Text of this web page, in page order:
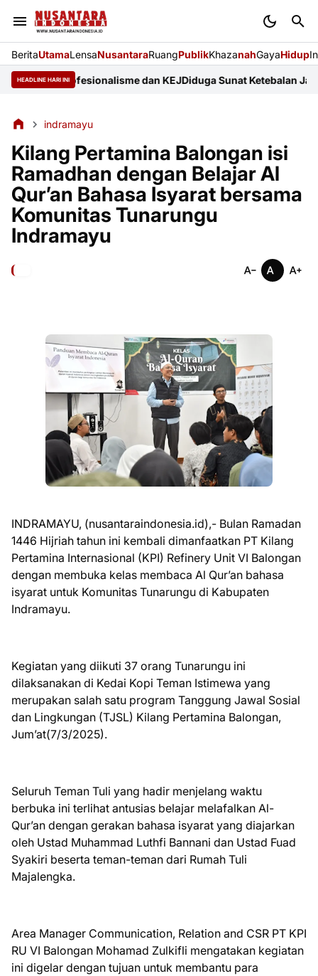
BeritaUtamaLensaNusantaraRuangPublikKhazanahGayaHidup
HEADLINE HARI INI
Profesionalisme dan KEJDiduga Sunat Ketebalan Jalan di
indramayu
Kilang Pertamina Balongan isi
Ramadhan dengan Belajar Al
Qur’an Bahasa Isyarat bersama
Komunitas Tunarungu
Indramayu
INDRAMAYU, (nusantaraindonesia.id),- Bulan Ramadan
1446 Hijriah tahun ini kembali dimanfaatkan PT Kilang
Pertamina Internasional (KPI) Refinery Unit VI Balongan
dengan membuka kelas membaca Al Qur’an bahasa
isyarat untuk Komunitas Tunarungu di Kabupaten
Indramayu.
Kegiatan yang diikuti 37 orang Tunarungu ini
dilaksanakan di Kedai Kopi Teman Istimewa yang
merupakan salah satu program Tanggung Jawal Sosial
dan Lingkungan (TJSL) Kilang Pertamina Balongan,
Jum’at(7/3/2025).
Seluruh Teman Tuli yang hadir menjelang waktu
berbuka ini terlihat antusias belajar melafalkan Al-
Qur’an dengan gerakan bahasa isyarat yang diajarkan
oleh Ustad Muhammad Luthfi Bannani dan Ustad Fuad
Syakiri beserta teman-teman dari Rumah Tuli
Majalengka.
Area Manager Communication, Relation and CSR PT KPI
RU VI Balongan Mohamad Zulkifli mengatakan kegiatan
ini digelar dengan tujuan untuk membantu para